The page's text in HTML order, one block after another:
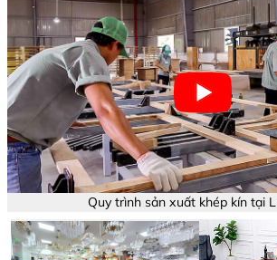
Quy trình sản xuất khép kín tại